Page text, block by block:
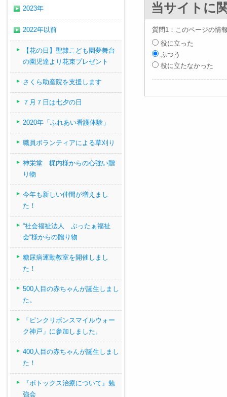
当サイトに
質問1：このページの情
役に立った
ふつう
役に立たなかった
2023年
2022年以前
【花の日】聖隷こども園夢舞台
の園児達より花束プレゼント
さくら助産院を支援します
７月７日は七夕の日
2020年「ふれあい看護体験」
職員ボランティアによる草刈り
神栄堂 梶内様からの心強い贈
り物
今年も新しい仲間が増えまし
た！
“社会福祉法人 ぶったぁ福祉
会“様からの贈り物
糖尿病運動教室を開催しまし
た！
500人目の赤ちゃんが誕生しまし
た。
「ピンクリボンスマイルウォー
ク神戸」に参加しました。
400人目の赤ちゃんが誕生しまし
た！
『ボトックス治療について』勉
強会